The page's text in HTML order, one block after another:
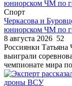
Спорт
Черкасова и
юниорском ЧМ по
8 августа 2026 52
Россиянки Татьяна
выиграли
чемпионате мира